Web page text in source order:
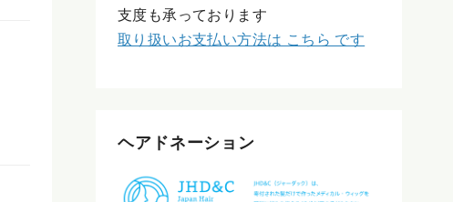
支度も承っております
取り扱いお支払い方法は こちら です
ヘアドネーション